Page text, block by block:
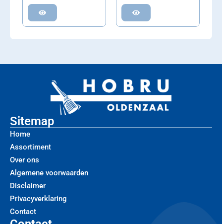
Sitemap
Home
Assortiment
Over ons
Algemene voorwaarden
Disclaimer
Privacyverklaring
Contact